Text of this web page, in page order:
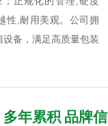
性,耐用美观。公司拥
备，满足高质量包装
多年累积 品牌